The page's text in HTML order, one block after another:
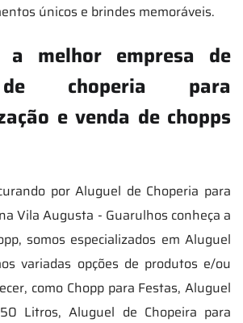
únicos e brindes memoráveis.
a melhor empresa de
choperia para
e venda de chopps
por Aluguel de Choperia para
Vila Augusta - Guarulhos conheça a
somos especializados em Aluguel
variadas opções de produtos e/ou
como Chopp para Festas, Aluguel
Litros, Aluguel de Chopeira para